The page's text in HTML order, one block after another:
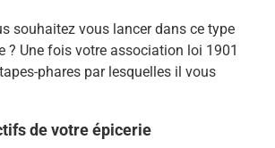
souhaitez vous lancer dans ce type
? Une fois votre association loi 1901
phares par lesquelles il vous
de votre épicerie